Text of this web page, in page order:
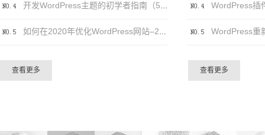
开发WordPress主题的初学者指南（5个步骤）
如何在2020年优化WordPress网站–20个（可行）技巧
查看更多
WordPress插
查看更多